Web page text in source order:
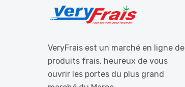
VeryFrais est un marché en ligne de
produits frais, heureux de vous
ouvrir les portes du plus grand